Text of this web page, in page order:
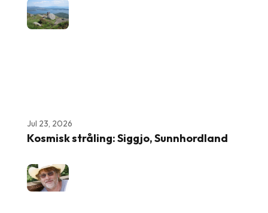
Jul 23, 2026
Kosmisk stråling: Siggjo, Sunnhordland